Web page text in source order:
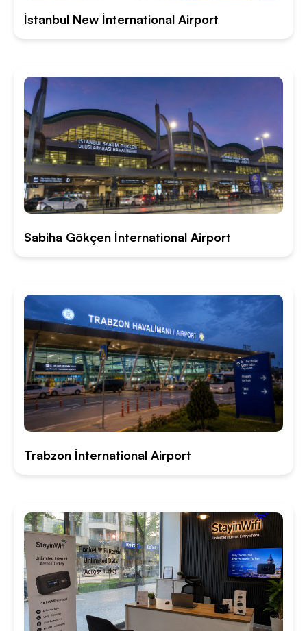
İstanbul New İnternational Airport
Sabiha Gökçen İnternational Airport
Trabzon İnternational Airport